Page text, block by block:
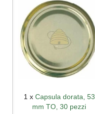
1 x Capsula dorata, 53
mm TO, 30 pezzi